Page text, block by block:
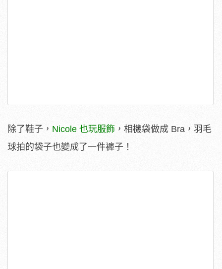
除了鞋子， Nicole 也玩服飾 ，相機袋做成 Bra，羽毛
球拍的袋子也變成了一件褲子！